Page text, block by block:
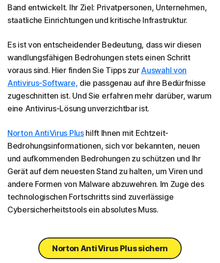
Band entwickelt. Ihr Ziel: Privatpersonen, Unternehmen,
staatliche Einrichtungen und kritische Infrastruktur.
Es ist von entscheidender Bedeutung, dass wir diesen
wandlungsfähigen Bedrohungen stets einen Schritt
voraus sind. Hier finden Sie Tipps zur Auswahl von
Antivirus-Software, die passgenau auf ihre Bedürfnisse
zugeschnitten ist. Und Sie erfahren mehr darüber, warum
eine Antivirus-Lösung unverzichtbar ist.
Norton AntiVirus Plushilft Ihnen mit Echtzeit-
Bedrohungsinformationen, sich vor bekannten, neuen
und aufkommenden Bedrohungen zu schützen und Ihr
Gerät auf dem neuesten Stand zu halten, um Viren und
andere Formen von Malware abzuwehren. Im Zuge des
technologischen Fortschritts sind zuverlässige
Cybersicherheitstools ein absolutes Muss.
Norton AntiVirus Plus sichern